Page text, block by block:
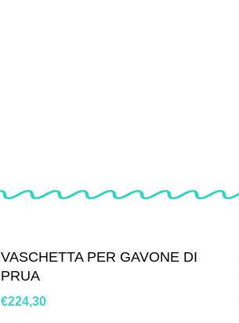
VASCHETTA PER GAVONE DI
PRUA
€224,30